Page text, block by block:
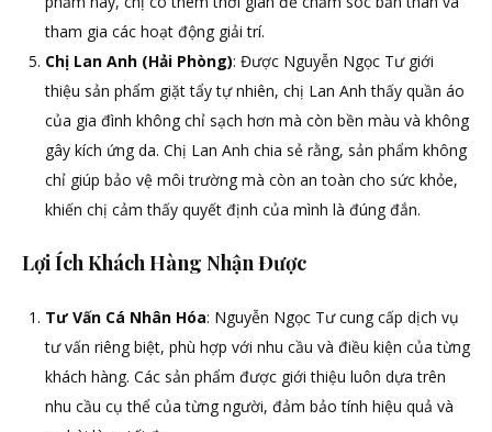
tham gia các hoạt động giải trí.
Chị Lan Anh (Hải Phòng): Được Nguyễn Ngọc Tư giới
thiệu sản phẩm giặt tẩy tự nhiên, chị Lan Anh thấy quần áo
của gia đình không chỉ sạch hơn mà còn bền màu và không
gây kích ứng da. Chị Lan Anh chia sẻ rằng, sản phẩm không
chỉ giúp bảo vệ môi trường mà còn an toàn cho sức khỏe,
khiến chị cảm thấy quyết định của mình là đúng đắn.
Lợi Ích Khách Hàng Nhận Được
Tư Vấn Cá Nhân Hóa: Nguyễn Ngọc Tư cung cấp dịch vụ
tư vấn riêng biệt, phù hợp với nhu cầu và điều kiện của từng
khách hàng. Các sản phẩm được giới thiệu luôn dựa trên
nhu cầu cụ thể của từng người, đảm bảo tính hiệu quả và